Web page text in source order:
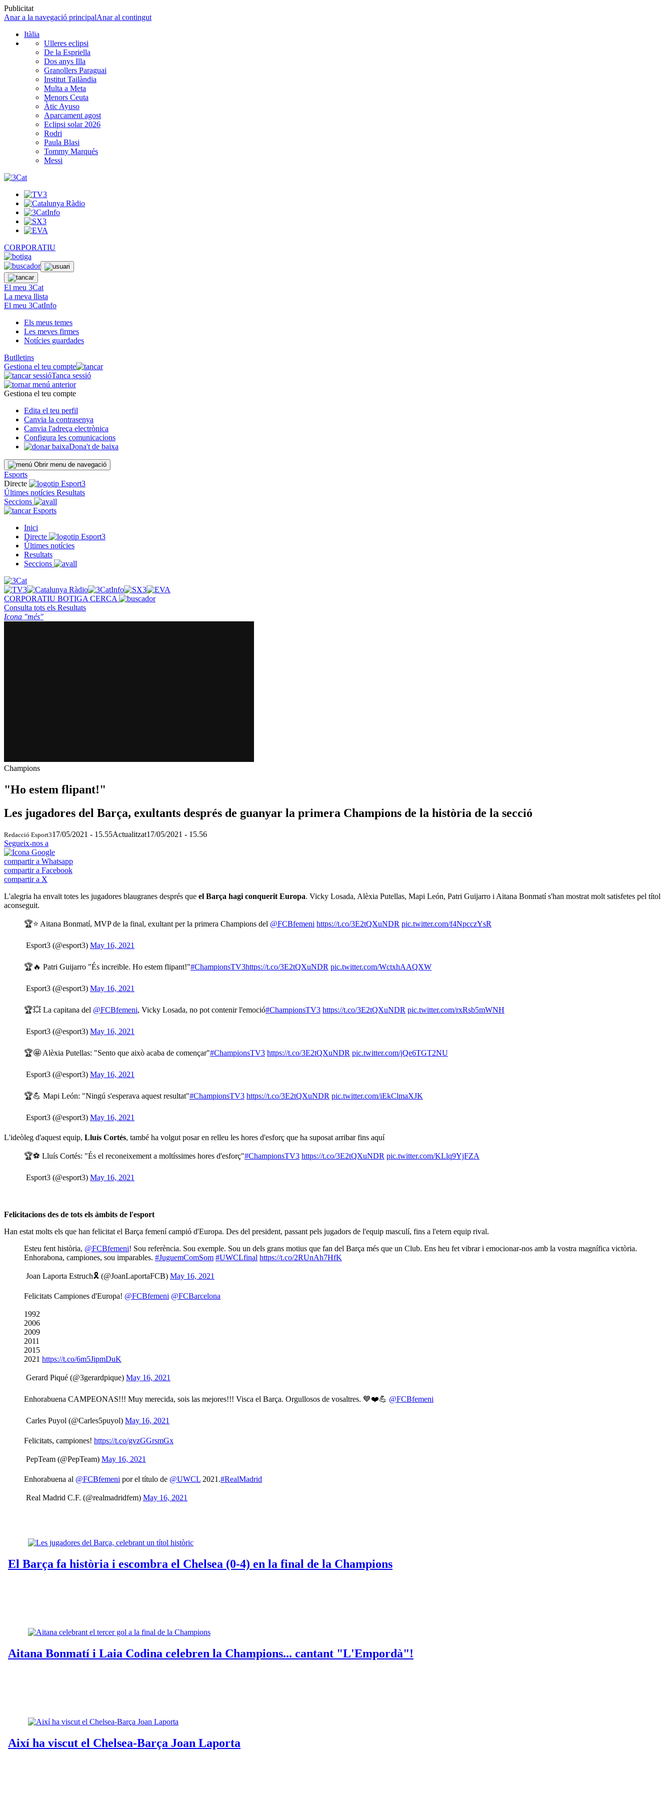
Publicitat
Anar a la navegació principalAnar al contingut
Itàlia
Ulleres eclipsi
De la Espriella
Dos anys Illa
Granollers Paraguai
Institut Tailàndia
Multa a Meta
Menors Ceuta
Àtic Ayuso
Aparcament agost
Eclipsi solar 2026
Rodri
Paula Blasi
Tommy Marqués
Messi
CORPORATIU
El meu 3Cat
La meva llista
El meu 3CatInfo
Els meus temes
Les meves firmes
Notícies guardades
Butlletins
Gestiona el teu compte
Tanca sessió
Gestiona el teu compte
Edita el teu perfil
Canvia la contrasenya
Canvia l'adreça electrònica
Configura les comunicacions
Dona't de baixa
Obrir menu de navegació
Esports
Directe
Últimes notícies Resultats
Seccions
Esports
Inici
Directe
Últimes notícies
Resultats
Seccions
CORPORATIU BOTIGA CERCA
Consulta tots els Resultats
Icona "més"
Champions
"Ho estem flipant!"
Les jugadores del Barça, exultants després de guanyar la primera Champions de la història de la secció
Redacció Esport317/05/2021 - 15.55Actualitzat17/05/2021 - 15.56
Segueix-nos a
compartir a Whatsapp
compartir a Facebook
compartir a X
L'alegria ha envaït totes les jugadores blaugranes després que el Barça hagi conquerit Europa. Vicky Losada, Alèxia Putellas, Mapi León, Patri Guijarro i Aitana Bonmatí s'han mostrat molt satisfetes pel títol
aconseguit.
🏆⭐ Aitana Bonmatí, MVP de la final, exultant per la primera Champions del @FCBfemeni https://t.co/3E2tQXuNDR pic.twitter.com/f4NpcczYsR
 Esport3 (@esport3) May 16, 2021
🏆🔥 Patri Guijarro "És increïble. Ho estem flipant!"#ChampionsTV3https://t.co/3E2tQXuNDR pic.twitter.com/WctxhAAQXW
 Esport3 (@esport3) May 16, 2021
🏆💥 La capitana del @FCBfemeni, Vicky Losada, no pot contenir l'emoció#ChampionsTV3 https://t.co/3E2tQXuNDR pic.twitter.com/rxRsb5mWNH
 Esport3 (@esport3) May 16, 2021
🏆🤩 Alèxia Putellas: "Sento que això acaba de començar"#ChampionsTV3 https://t.co/3E2tQXuNDR pic.twitter.com/jQe6TGT2NU
 Esport3 (@esport3) May 16, 2021
🏆💪 Mapi León: "Ningú s'esperava aquest resultat"#ChampionsTV3 https://t.co/3E2tQXuNDR pic.twitter.com/iEkClmaXJK
 Esport3 (@esport3) May 16, 2021
L'ideòleg d'aquest equip, Lluís Cortés, també ha volgut posar en relleu les hores d'esforç que ha suposat arribar fins aquí
🏆⚽ Lluís Cortés: "És el reconeixement a moltíssimes hores d'esforç"#ChampionsTV3 https://t.co/3E2tQXuNDR pic.twitter.com/KLlq9YjFZA
 Esport3 (@esport3) May 16, 2021
Felicitacions des de tots els àmbits de l'esport
Han estat molts els que han felicitat el Barça femení campió d'Europa. Des del president, passant pels jugadors de l'equip masculí, fins a l'etern equip rival.
Esteu fent història, @FCBfemeni! Sou referència. Sou exemple. Sou un dels grans motius que fan del Barça més que un Club. Ens heu fet vibrar i emocionar-nos amb la vostra magnífica victòria.
Enhorabona, campiones, sou imparables. #JuguemComSom #UWCLfinal https://t.co/2RUnAh7HfK
 Joan Laporta Estruch🎗 (@JoanLaportaFCB) May 16, 2021
Felicitats Campiones d'Europa! @FCBfemeni @FCBarcelona
1992
2006
2009
2011
2015
2021 https://t.co/6m5JipmDuK
 Gerard Piqué (@3gerardpique) May 16, 2021
Enhorabuena CAMPEONAS!!! Muy merecida, sois las mejores!!! Visca el Barça. Orgullosos de vosaltres. 💙❤️💪 @FCBfemeni
 Carles Puyol (@Carles5puyol) May 16, 2021
Felicitats, campiones! https://t.co/gvzGGrsmGx
 PepTeam (@PepTeam) May 16, 2021
Enhorabuena al @FCBfemeni por el título de @UWCL 2021.#RealMadrid
 Real Madrid C.F. (@realmadridfem) May 16, 2021